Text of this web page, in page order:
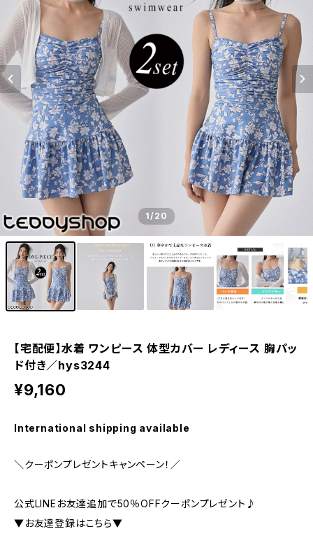
1/20
【宅配便】水着 ワンピース 体型カバー レディース 胸パッ
ド付き／hys3244
¥9,160
International shipping available
＼クーポンプレゼントキャンペーン！／
公式LINEお友達追加で50％OFFクーポンプレゼント♪
▼お友達登録はこちら▼